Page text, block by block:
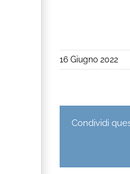
16 Giugno 2022
Condividi